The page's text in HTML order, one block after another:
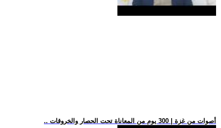
.. أصوات من غزة | 300 يوم من المعاناة تحت الحصار والخروقات